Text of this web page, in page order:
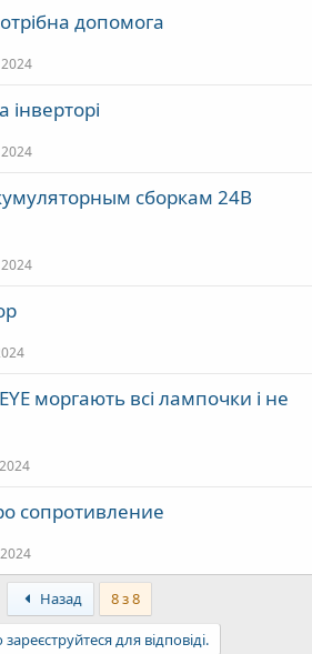
допомога
сборкам 24В
моргають всі лампочки і не
сопротивление
Назад 8 з 8
зареєструйтеся для відповіді.